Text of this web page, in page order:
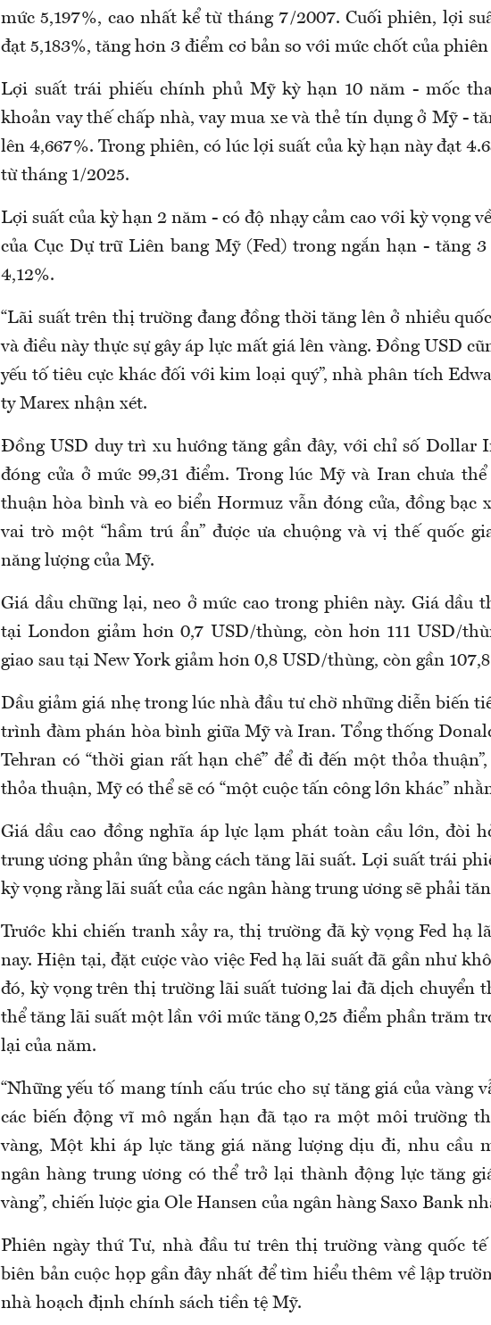
mức 5,197%, cao nhất kể từ tháng 7/2007. Cuối phiên, lợi
đạt 5,183%, tăng hơn 3 điểm cơ bản so với mức chốt của
Lợi suất trái phiếu chính phủ Mỹ kỳ hạn 10 năm - mốc
khoản vay thế chấp nhà, vay mua xe và thẻ tín dụng ở Mỹ -
lên 4,667%. Trong phiên, có lúc lợi suất của kỳ hạn này đạt
từ tháng 1/2025.
Lợi suất của kỳ hạn 2 năm - có độ nhạy cảm cao với kỳ vọng
của Cục Dự trữ Liên bang Mỹ (Fed) trong ngắn hạn - tăng
4,12%.
“Lãi suất trên thị trường đang đồng thời tăng lên ở nhiều
và điều này thực sự gây áp lực mất giá lên vàng. Đồng USD
yếu tố tiêu cực khác đối với kim loại quý”, nhà phân tích
ty Marex nhận xét.
Đồng USD duy trì xu hướng tăng gần đây, với chỉ số Dollar
đóng cửa ở mức 99,31 điểm. Trong lúc Mỹ và Iran chưa
thuận hòa bình và eo biển Hormuz vẫn đóng cửa, đồng bạc
vai trò một “hầm trú ẩn” được ưa chuộng và vị thế quốc
năng lượng của Mỹ.
Giá dầu chững lại, neo ở mức cao trong phiên này. Giá dầu
tại London giảm hơn 0,7 USD/thùng, còn hơn 111 USD/
giao sau tại New York giảm hơn 0,8 USD/thùng, còn gần
Dầu giảm giá nhẹ trong lúc nhà đầu tư chờ những diễn biến
trình đàm phán hòa bình giữa Mỹ và Iran. Tổng thống
Tehran có “thời gian rất hạn chế” để đi đến một thỏa
thỏa thuận, Mỹ có thể sẽ có “một cuộc tấn công lớn khác”
Giá dầu cao đồng nghĩa áp lực lạm phát toàn cầu lớn, đòi
trung ương phản ứng bằng cách tăng lãi suất. Lợi suất trái
kỳ vọng rằng lãi suất của các ngân hàng trung ương sẽ phải
Trước khi chiến tranh xảy ra, thị trường đã kỳ vọng Fed hạ
nay. Hiện tại, đặt cược vào việc Fed hạ lãi suất đã gần như
đó, kỳ vọng trên thị trường lãi suất tương lai đã dịch chuyển
thể tăng lãi suất một lần với mức tăng 0,25 điểm phần trăm
lại của năm.
“Những yếu tố mang tính cấu trúc cho sự tăng giá của vàng
các biến động vĩ mô ngắn hạn đã tạo ra một môi trường
vàng, Một khi áp lực tăng giá năng lượng dịu đi, nhu cầu
ngân hàng trung ương có thể trở lại thành động lực tăng
vàng”, chiến lược gia Ole Hansen của ngân hàng Saxo Bank
Phiên ngày thứ Tư, nhà đầu tư trên thị trường vàng quốc tế
biên bản cuộc họp gần đây nhất để tìm hiểu thêm về lập
nhà hoạch định chính sách tiền tệ Mỹ.